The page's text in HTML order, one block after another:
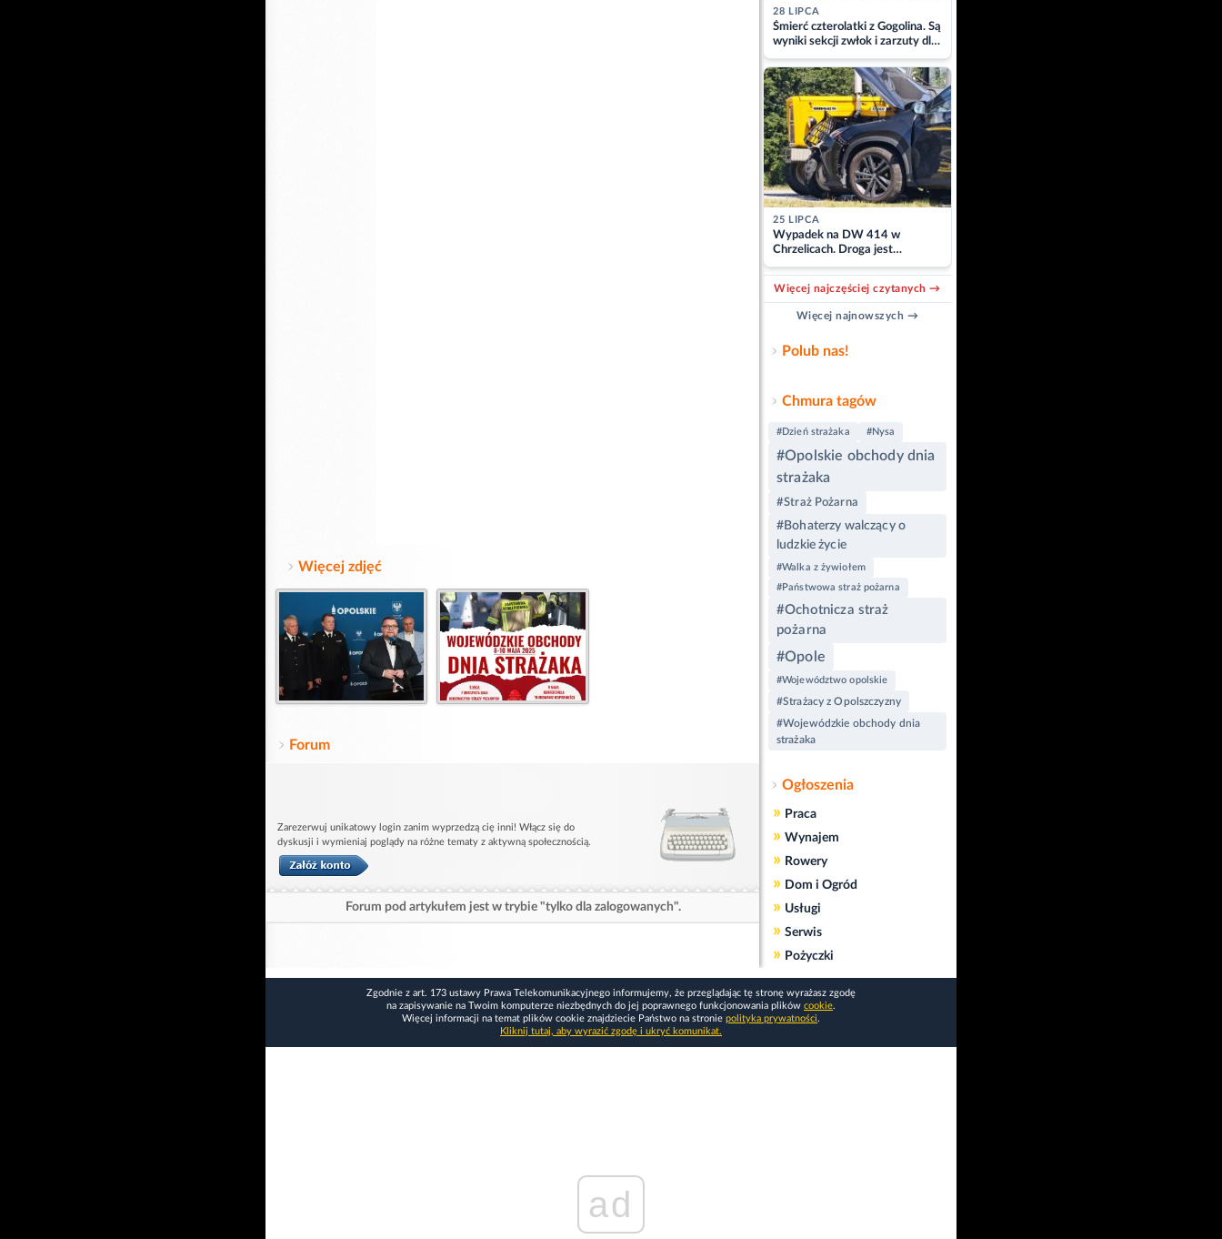
Więcej zdjęć
Forum
Zarezerwuj unikatowy login zanim wyprzedzą cię inni! Włącz się do
dyskusji i wymieniaj poglądy na różne tematy z aktywną społecznością.
Forum pod artykułem jest w trybie "tylko dla zalogowanych".
28 LIPCA
Śmierć czterolatki z Gogolina. Są
wyniki sekcji zwłok i zarzuty dla
matki
25 LIPCA
Wypadek na DW 414 w
Chrzelicach. Droga jest
zablokowana
Więcej najczęściej czytanych →
Więcej najnowszych →
Polub nas!
Chmura tagów
#Dzień strażaka #Nysa
#Opolskie obchody dnia
strażaka
#Straż Pożarna
#Bohaterzy walczący o
ludzkie życie
#Walka z żywiołem
#Państwowa straż pożarna
#Ochotnicza straż
pożarna
#Opole
#Województwo opolskie
#Strażacy z Opolszczyzny
#Wojewódzkie obchody dnia
strażaka
Ogłoszenia
» Praca
» Wynajem
» Rowery
» Dom i Ogród
» Usługi
» Serwis
» Pożyczki
Zgodnie z art. 173 ustawy Prawa Telekomunikacyjnego informujemy, że przeglądając tę stronę wyrażasz zgodę
na zapisywanie na Twoim komputerze niezbędnych do jej poprawnego funkcjonowania plików cookie.
Więcej informacji na temat plików cookie znajdziecie Państwo na stronie polityka prywatności.
Kliknij tutaj, aby wyrazić zgodę i ukryć komunikat.
ad